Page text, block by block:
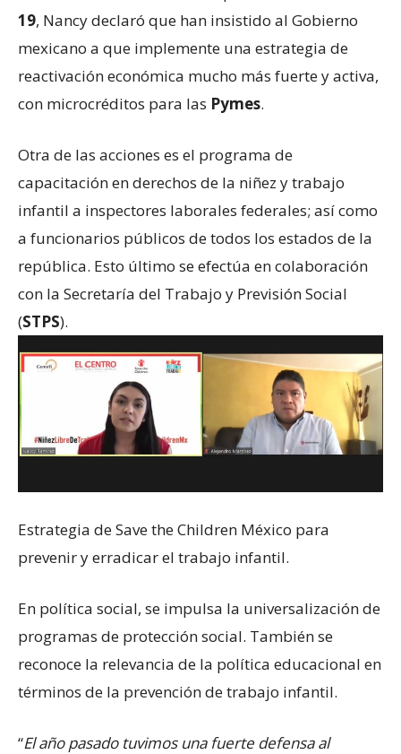
19, Nancy declaró que han insistido al Gobierno
mexicano a que implemente una estrategia de
reactivación económica mucho más fuerte y activa,
con microcréditos para las Pymes.
Otra de las acciones es el programa de
capacitación en derechos de la niñez y trabajo
infantil a inspectores laborales federales; así como
a funcionarios públicos de todos los estados de la
república. Esto último se efectúa en colaboración
con la Secretaría del Trabajo y Previsión Social
(STPS).
Estrategia de Save the Children México para
prevenir y erradicar el trabajo infantil.
En política social, se impulsa la universalización de
programas de protección social. También se
reconoce la relevancia de la política educacional en
términos de la prevención de trabajo infantil.
“El año pasado tuvimos una fuerte defensa al